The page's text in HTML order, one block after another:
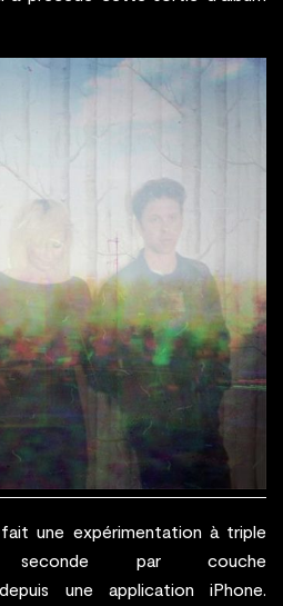
une expérimentation à triple
seconde par couche
une application iPhone.